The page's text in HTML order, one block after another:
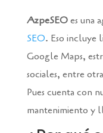
AzpeSEOes una
SEO. Eso incluye
Google Maps,
sociales, entre
Pues cuenta con
mantenimiento y